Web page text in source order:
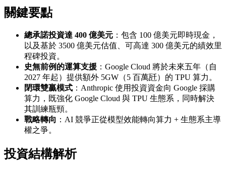
關鍵要點
總承諾投資達 400 億美元 ：包含 100 億美元即時現金，
以及基於 3500 億美元估值、可高達 300 億美元的績效里
程碑投資。
史無前例的運算支援 ：Google Cloud 將於未來五年（自
2027 年起）提供額外 5GW（5 百萬瓩）的 TPU 算力。
閉環雙贏模式 ：Anthropic 使用投資資金向 Google 採購
算力，既強化 Google Cloud 與 TPU 生態系，同時解決
其訓練瓶頸。
戰略轉向 ：AI 競爭正從模型效能轉向算力 + 生態系主導
權之爭。
投資結構解析